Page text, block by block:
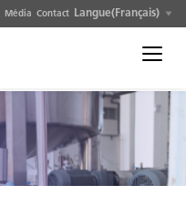
Média Contact Langue(Français)